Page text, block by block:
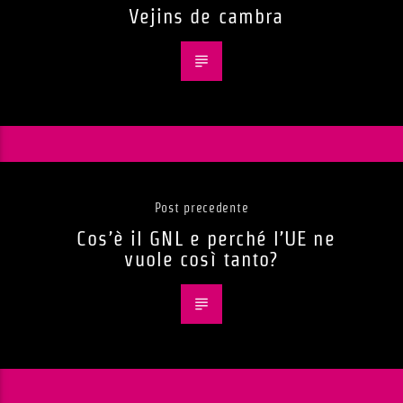
Vejins de cambra
Post precedente
Cos’è il GNL e perché l’UE ne
vuole così tanto?